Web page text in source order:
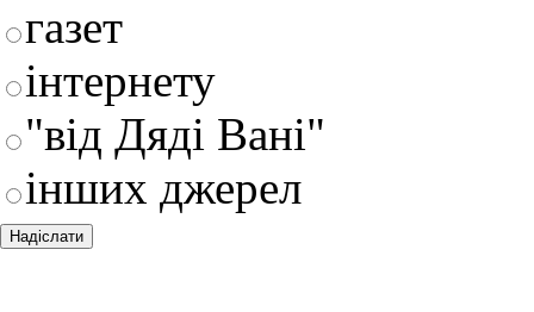
газет
інтернету
"від Дяді Вані"
інших джерел